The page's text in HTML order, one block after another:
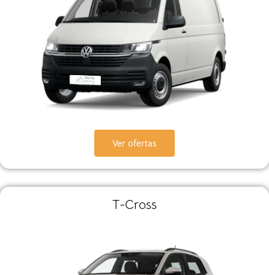
Ver ofertas
T-Cross